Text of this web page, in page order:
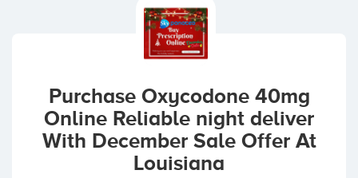
ACCESOPurchase Oxycodone 40mg
Online Reliable night deliver
With December Sale Offer At
Louisiana